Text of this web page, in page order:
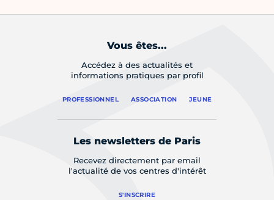
Vous êtes...
Accédez à des actualités et
informations pratiques par profil
PROFESSIONNEL ASSOCIATION JEUNE
Les newsletters de Paris
Recevez directement par email
l'actualité de vos centres d'intérêt
S'INSCRIRE